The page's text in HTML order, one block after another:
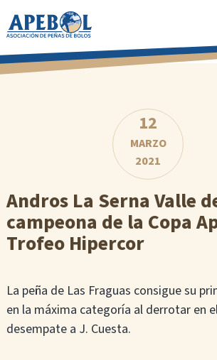
al
principal
12
MARZO
2021
Andros La Serna Valle
campeona de la Copa
Trofeo Hipercor
La peña de Las Fraguas consigue su
en la máxima categoría al derrotar en
desempate a J. Cuesta.